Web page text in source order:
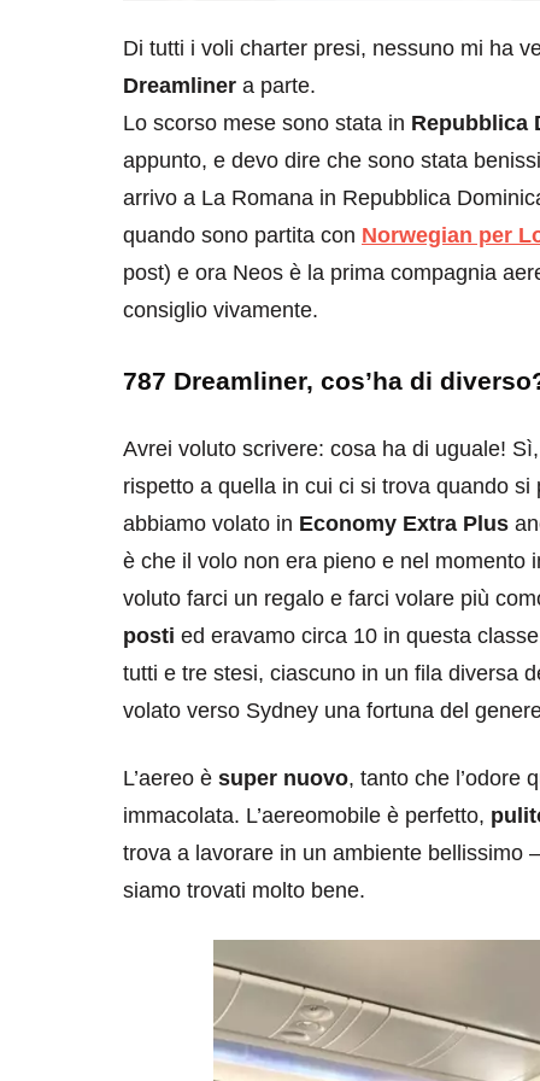
Di tutti i voli charter presi, nessuno mi ha
Dreamliner a parte.
Lo scorso mese sono stata in Repubblica
appunto, e devo dire che sono stata
arrivo a La Romana in Repubblica
quando sono partita con Norwegian per
post) e ora Neos è la prima compagnia
consiglio vivamente.
787 Dreamliner, cos’ha di
Avrei voluto scrivere: cosa ha di uguale!
rispetto a quella in cui ci si trova quando
abbiamo volato in Economy Extra Plus
è che il volo non era pieno e nel momento
voluto farci un regalo e farci volare più
posti ed eravamo circa 10 in questa
tutti e tre stesi, ciascuno in un fila diversa
volato verso Sydney una fortuna del
L’aereo è super nuovo, tanto che l’odore
immacolata. L’aereomobile è perfetto,
trova a lavorare in un ambiente bellissimo
siamo trovati molto bene.